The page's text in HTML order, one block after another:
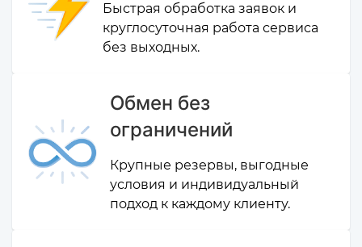
Быстрая обработка заявок и
круглосуточная работа сервиса
без выходных.
Обмен без
ограничений
Крупные резервы, выгодные
условия и индивидуальный
подход к каждому клиенту.